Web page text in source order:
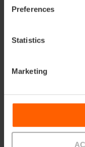
Preferences
Statistics
Marketing